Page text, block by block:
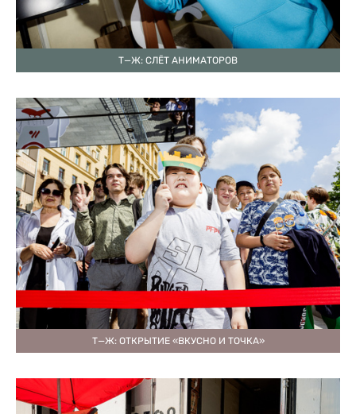
Т—Ж: СЛЁТ АНИМАТОРОВ
Т—Ж: ОТКРЫТИЕ «ВКУСНО И ТОЧКА»